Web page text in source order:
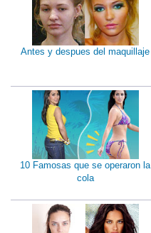
Antes y despues del maquillaje
10 Famosas que se operaron la
cola